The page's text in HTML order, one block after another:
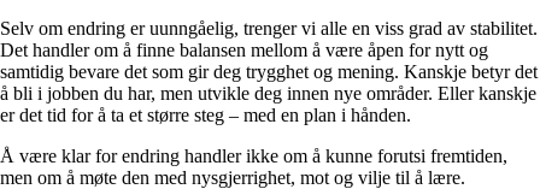
Selv om endring er uunngåelig, trenger vi alle en viss grad av stabilitet.
Det handler om å finne balansen mellom å være åpen for nytt og
samtidig bevare det som gir deg trygghet og mening. Kanskje betyr det
å bli i jobben du har, men utvikle deg innen nye områder. Eller kanskje
er det tid for å ta et større steg – med en plan i hånden.
Å være klar for endring handler ikke om å kunne forutsi fremtiden,
men om å møte den med nysgjerrighet, mot og vilje til å lære.